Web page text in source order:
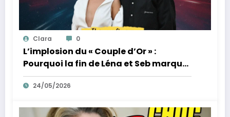
Clara 0
L’implosion du « Couple d’Or » :
Pourquoi la fin de Léna et Seb marque
la fin de l’innocence sur YouTube
24/05/2026